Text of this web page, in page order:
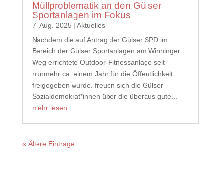
Müllproblematik an den Gülser
Sportanlagen im Fokus
7. Aug. 2025 | Aktuelles
Nachdem die auf Antrag der Gülser SPD im
Bereich der Gülser Sportanlagen am Winninger
Weg errichtete Outdoor-Fitnessanlage seit
nunmehr ca. einem Jahr für die Öffentlichkeit
freigegeben wurde, freuen sich die Gülser
Sozialdemokrat*innen über die überaus gute...
mehr lesen
« Ältere Einträge